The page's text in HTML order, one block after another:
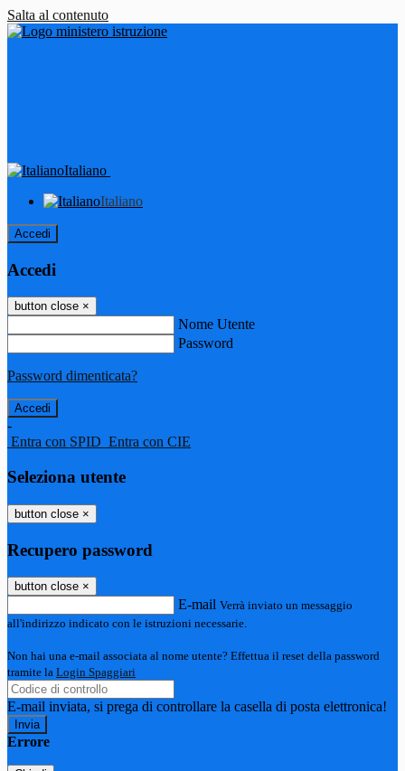
Salta al contenuto
Italiano
Italiano
Accedi
Accedi
button close ×
Nome Utente
Password
Password dimenticata?
-
Entra con SPID Entra con CIE
Seleziona utente
button close ×
Recupero password
button close ×
E-mail Verrà inviato un messaggio
all'indirizzo indicato con le istruzioni necessarie.
Non hai una e-mail associata al nome utente? Effettua il reset della password
tramite la Login Spaggiari
E-mail inviata, si prega di controllare la casella di posta elettronica!
Errore